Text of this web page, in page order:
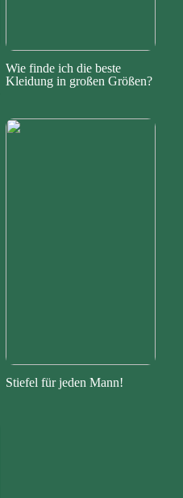
Wie finde ich die beste
Kleidung in großen Größen?
Stiefel für jeden Mann!